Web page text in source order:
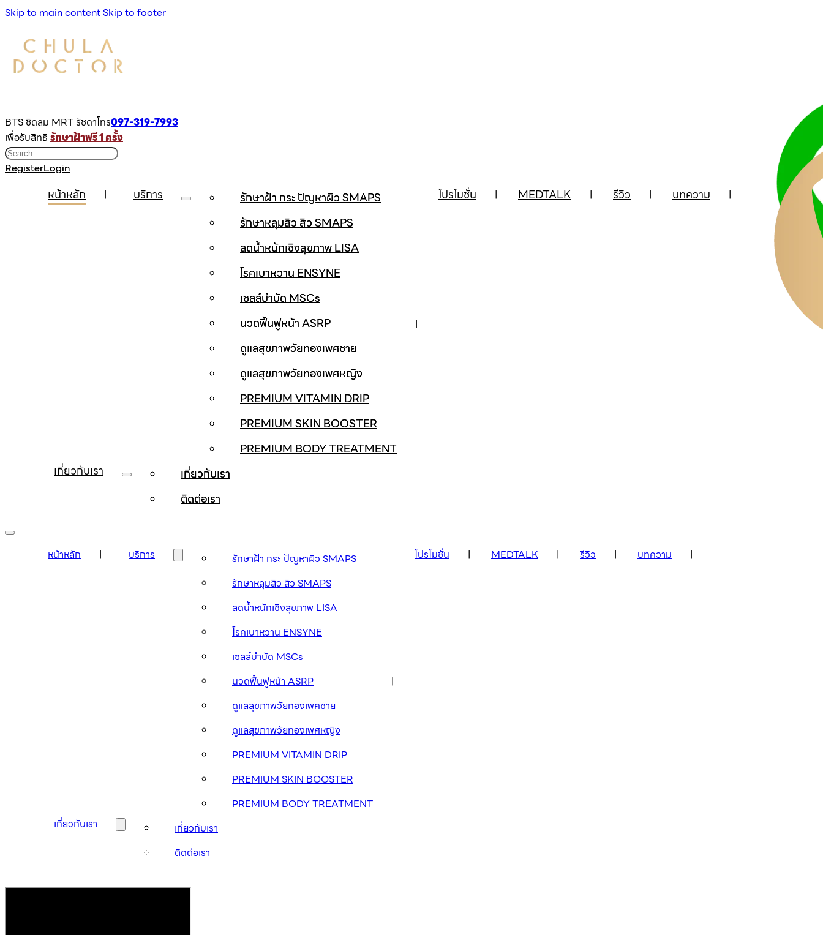
Skip to main contentSkip to footer
BTS ชิดลม MRT รัชดาโทร097-319-7993
เพื่อรับสิทธิ รักษาฝ้าฟรี 1 ครั้ง
Search
RegisterLogin
หน้าหลัก บริการ
รักษาฝ้า กระ ปัญหาผิว SMAPS
รักษาหลุมสิว สิว SMAPS
ลดน้ำหนักเชิงสุขภาพ LISA
โรคเบาหวาน ENSYNE
เซลล์บำบัด MSCs
นวดฟื้นฟูหน้า ASRP
ดูแลสุขภาพวัยทองเพศชาย
ดูแลสุขภาพวัยทองเพศหญิง
PREMIUM VITAMIN DRIP
PREMIUM SKIN BOOSTER
PREMIUM BODY TREATMENT
โปรโมชั่น MEDTALK รีวิว บทความ
เกี่ยวกับเรา
เกี่ยวกับเรา
ติดต่อเรา
หน้าหลัก บริการ
รักษาฝ้า กระ ปัญหาผิว SMAPS
รักษาหลุมสิว สิว SMAPS
ลดน้ำหนักเชิงสุขภาพ LISA
โรคเบาหวาน ENSYNE
เซลล์บำบัด MSCs
นวดฟื้นฟูหน้า ASRP
ดูแลสุขภาพวัยทองเพศชาย
ดูแลสุขภาพวัยทองเพศหญิง
PREMIUM VITAMIN DRIP
PREMIUM SKIN BOOSTER
PREMIUM BODY TREATMENT
โปรโมชั่น MEDTALK รีวิว บทความ
เกี่ยวกับเรา
เกี่ยวกับเรา
ติดต่อเรา